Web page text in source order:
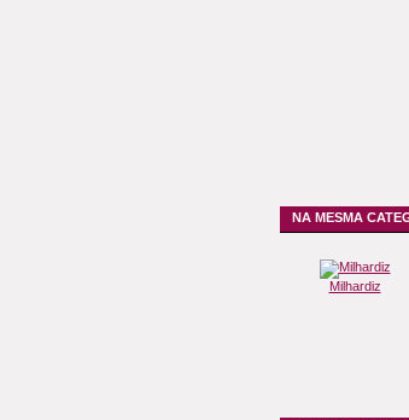
NA MESMA
Milhardiz